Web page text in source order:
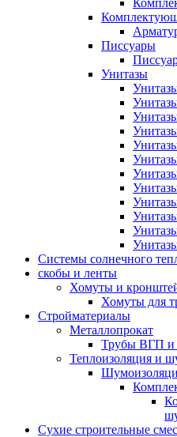
Писсуары
Унитазы
Системы солнечного
скобы и ленты
Хомуты и
Хомуты для
Стройматериалы
Металлопрокат
Трубы ВГП и
Теплоизоляция и
Сухие строительные